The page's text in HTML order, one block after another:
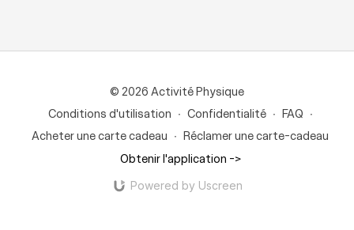
© 2026 Activité Physique
Conditions d'utilisation ∙ Confidentialité ∙ FAQ ∙
Acheter une carte cadeau ∙ Réclamer une carte-cadeau
Obtenir l'application ->
Powered by Uscreen